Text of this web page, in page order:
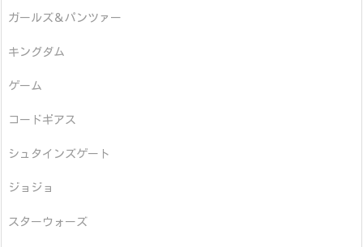
ガールズ＆パンツァー
キングダム
ゲーム
コードギアス
シュタインズゲート
ジョジョ
スターウォーズ